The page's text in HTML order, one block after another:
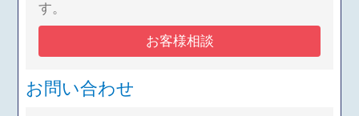
本人確認資料の紛
失・盗難等の本人
告のあった
日から5 年
場合、申込人の住民票、戸籍謄
（抄）本、戸籍の附票等に基づく、
要な情報や、与信後の管理上、相続
務、金融商品仲介業務、信託業務、
社債業務等、法律により信用金庫が
に付随する業務
す。
お客様相談
お問い合わせ